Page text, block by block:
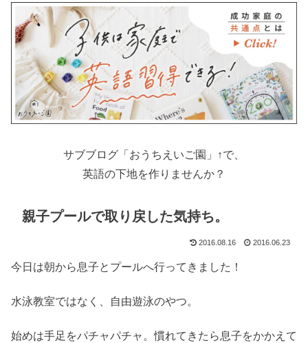
サブブログ「おうちえいご園」↑で、
英語の下地を作りませんか？
親子プールで取り戻した気持ち。
2016.08.16 2016.06.23
今日は朝から息子とプールへ行ってきました！
水泳教室ではなく、自由遊泳のやつ。
始めは手足をパチャパチャ。慣れてきたら息子をかかえて